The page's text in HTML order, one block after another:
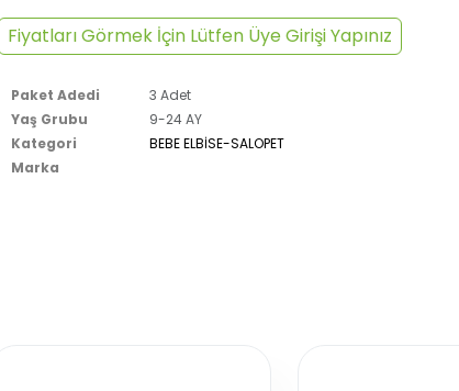
Fiyatları Görmek İçin Lütfen Üye Girişi Yapınız
Paket Adedi
3 Adet
Yaş Grubu
9-24 AY
Kategori
BEBE ELBİSE-SALOPET
Marka